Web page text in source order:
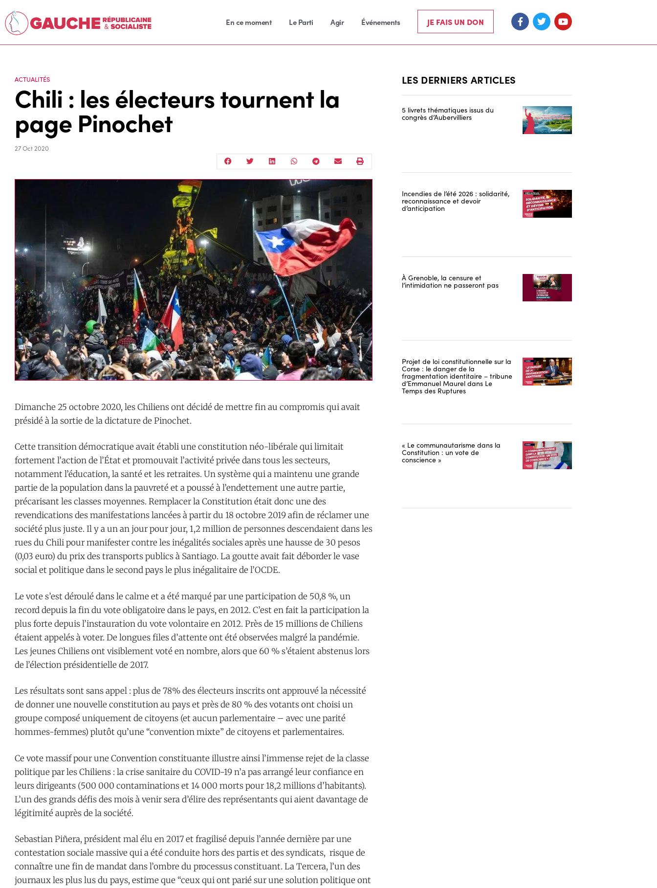
En ce moment Le Parti Agir Événements JE FAIS UN DON
ACTUALITÉS
Chili : les électeurs tournent la
page Pinochet
27 Oct 2020
Dimanche 25 octobre 2020, les Chiliens ont décidé de mettre fin au compromis qui avait
présidé à la sortie de la dictature de Pinochet.
Cette transition démocratique avait établi une constitution néo-libérale qui limitait
fortement l’action de l’État et promouvait l’activité privée dans tous les secteurs,
notamment l’éducation, la santé et les retraites. Un système qui a maintenu une grande
partie de la population dans la pauvreté et a poussé à l’endettement une autre partie,
précarisant les classes moyennes. Remplacer la Constitution était donc une des
revendications des manifestations lancées à partir du 18 octobre 2019 afin de réclamer une
société plus juste. Il y a un an jour pour jour, 1,2 million de personnes descendaient dans les
rues du Chili pour manifester contre les inégalités sociales après une hausse de 30 pesos
(0,03 euro) du prix des transports publics à Santiago. La goutte avait fait déborder le vase
social et politique dans le second pays le plus inégalitaire de l’OCDE.
Le vote s’est déroulé dans le calme et a été marqué par une participation de 50,8 %, un
record depuis la fin du vote obligatoire dans le pays, en 2012. C’est en fait la participation la
plus forte depuis l’instauration du vote volontaire en 2012. Près de 15 millions de Chiliens
étaient appelés à voter. De longues files d’attente ont été observées malgré la pandémie.
Les jeunes Chiliens ont visiblement voté en nombre, alors que 60 % s’étaient abstenus lors
de l’élection présidentielle de 2017.
Les résultats sont sans appel : plus de 78% des électeurs inscrits ont approuvé la nécessité
de donner une nouvelle constitution au pays et près de 80 % des votants ont choisi un
groupe composé uniquement de citoyens (et aucun parlementaire – avec une parité
hommes-femmes) plutôt qu’une “convention mixte” de citoyens et parlementaires.
Ce vote massif pour une Convention constituante illustre ainsi l’immense rejet de la classe
politique par les Chiliens : la crise sanitaire du COVID-19 n’a pas arrangé leur confiance en
leurs dirigeants (500 000 contaminations et 14 000 morts pour 18,2 millions d’habitants).
L’un des grands défis des mois à venir sera d’élire des représentants qui aient davantage de
légitimité auprès de la société.
Sebastian Piñera, président mal élu en 2017 et fragilisé depuis l’année dernière par une
contestation sociale massive qui a été conduite hors des partis et des syndicats, risque de
connaître une fin de mandat dans l’ombre du processus constituant. La Tercera, l’un des
journaux les plus lus du pays, estime que “ceux qui ont parié sur une solution politique ont
LES DERNIERS ARTICLES
5 livrets thématiques issus du
congrès d’Aubervilliers
Incendies de l’été 2026 : solidarité,
reconnaissance et devoir
d’anticipation
À Grenoble, la censure et
l’intimidation ne passeront pas
Projet de loi constitutionnelle sur la
Corse : le danger de la
fragmentation identitaire – tribune
d’Emmanuel Maurel dans Le
Temps des Ruptures
« Le communautarisme dans la
Constitution : un vote de
conscience »